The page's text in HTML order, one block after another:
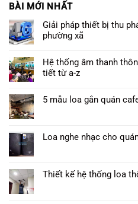
BÀI MỚI NHẤT
Giải pháp thiết bị thu
phường xã
Hệ thống âm thanh
tiết từ a-z
5 mẫu loa gắn quán
Loa nghe nhạc cho
Thiết kế hệ thống loa